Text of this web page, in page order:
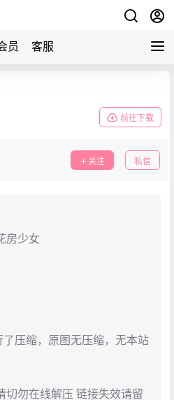
员 客服
前往下载
关注 私信
房少女
压缩，原图无压缩，无本站
切勿在线解压 链接失效请留